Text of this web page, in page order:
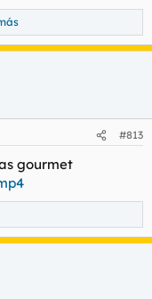
referencia antes.
#813
gourmet